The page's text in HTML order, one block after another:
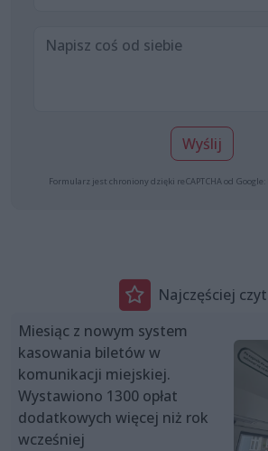
Wyślij
Formularz jest chroniony dzięki reCAPTCHA od Google:
Najczęściej
Miesiąc z nowym system
kasowania biletów w
komunikacji miejskiej.
Wystawiono 1300 opłat
dodatkowych więcej niż rok
wcześniej